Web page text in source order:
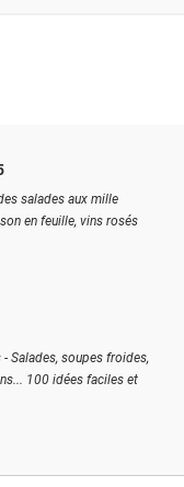
salades aux mille
en feuille, vins rosés
Salades, soupes froides,
100 idées faciles et